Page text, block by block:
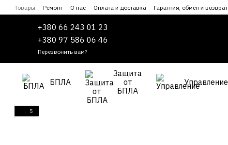
Перейти к основному контенту
Товары Ремонт О нас Оплата и доставка Гарантия, обмен и возврат
Сотрудничество
Пользовательское соглашение
+380 66 243 01 23
+380 97 586 06 46
Перезвонить вам?
БПЛА
Защита
от
БПЛА
Управление
5